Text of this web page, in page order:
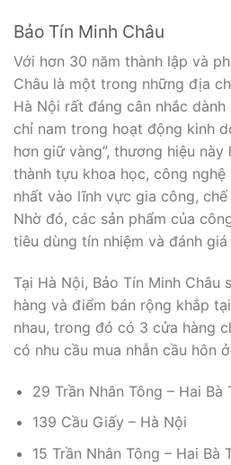
Bảo Tín Minh Châu
Với hơn 30 năm thành lập và
Châu là một trong những địa
Hà Nội rất đáng cân nhắc
chỉ nam trong hoạt động kinh
hơn giữ vàng”, thương hiệu
thành tựu khoa học, công
nhất vào lĩnh vực gia công,
Nhờ đó, các sản phẩm của
tiêu dùng tín nhiệm và đánh giá
Tại Hà Nội, Bảo Tín Minh Châu
hàng và điểm bán rộng khắp
nhau, trong đó có 3 cửa hàng
có nhu cầu mua nhẫn cầu hôn
29 Trần Nhân Tông – Hai Bà
139 Cầu Giấy – Hà Nội
15 Trần Nhân Tông – Hai Bà